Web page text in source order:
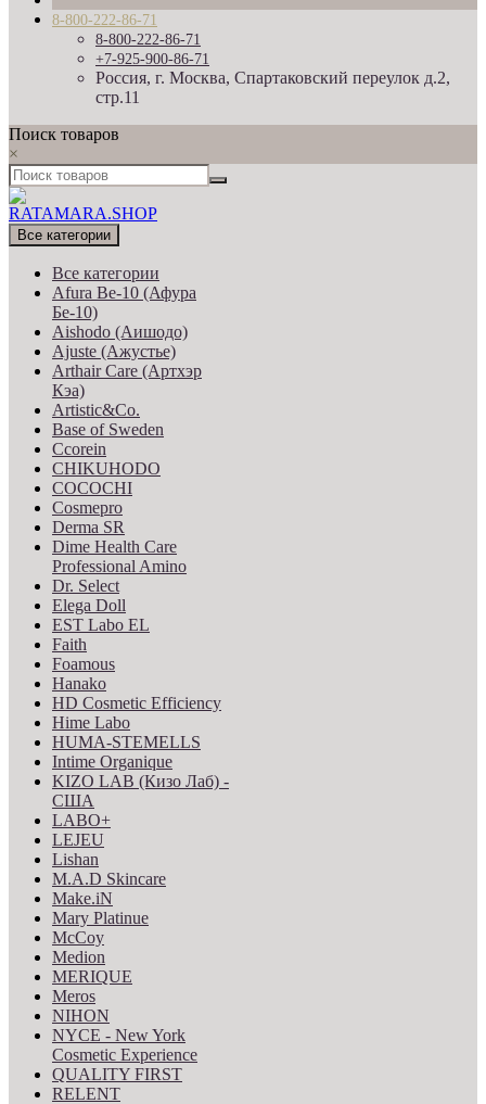
8-800-222-86-71
8-800-222-86-71
+7-925-900-86-71
Россия, г. Москва, Спартаковский переулок д.2,
стр.11
Поиск товаров
×
Все категории
Все категории
Afura Be-10 (Афура
Бе-10)
Aishodo (Аишодо)
Ajuste (Ажустье)
Arthair Care (Артхэр
Кэа)
Artistic&Co.
Base of Sweden
Ccorein
CHIKUHODO
COCOCHI
Cosmepro
Derma SR
Dime Health Care
Professional Amino
Dr. Select
Elega Doll
EST Labo EL
Faith
Foamous
Hanako
HD Cosmetic Efficiency
Hime Labo
HUMA-STEMELLS
Intime Organique
KIZO LAB (Кизо Лаб) -
США
LABO+
LEJEU
Lishan
M.A.D Skincare
Make.iN
Mary Platinue
McCoy
Medion
MERIQUE
Meros
NIHON
NYCE - New York
Cosmetic Experience
QUALITY FIRST
RELENT